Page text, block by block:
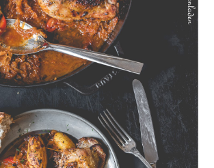
auf Paprikakraut und kleinen
Kartoffeln